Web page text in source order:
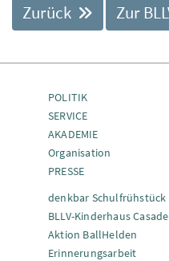
Zurück Zur
POLITIK
SERVICE
AKADEMIE
Organisation
PRESSE
denkbar Schulfrühstück
BLLV-Kinderhaus
Aktion BallHelden
Erinnerungsarbeit